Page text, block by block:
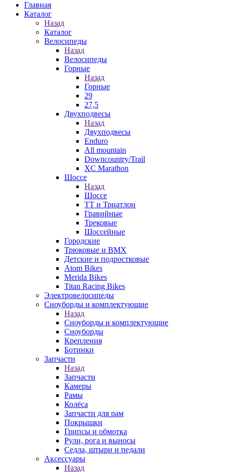
Главная
Каталог
Назад
Каталог
Велосипеды
Назад
Велосипеды
Горные
Назад
Горные
29
27,5
Двухподвесы
Назад
Двухподвесы
Enduro
All mountain
Downcountry/Trail
XC Marathon
Шоссе
Назад
Шоссе
ТТ и Триатлон
Гравийные
Трековые
Шоссейные
Городские
Трюковые и BMX
Детские и подростковые
Atom Bikes
Merida Bikes
Titan Racing Bikes
Электровелосипеды
Cноуборды и комплектующие
Назад
Cноуборды и комплектующие
Сноуборды
Крепления
Ботинки
Запчасти
Назад
Запчасти
Камеры
Рамы
Колёса
Запчасти для рам
Покрышки
Грипсы и обмотка
Рули, рога и выносы
Седла, штыри и педали
Аксессуары
Назад